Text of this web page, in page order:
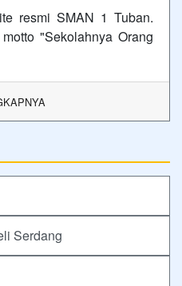
resmi SMAN 1 Tuban.
"Sekolahnya Orang
Serdang